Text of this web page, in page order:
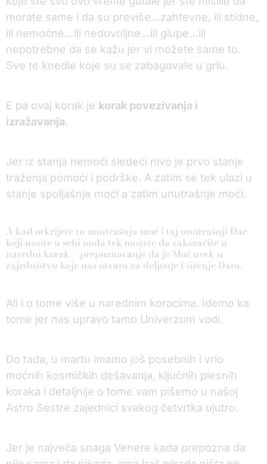
morate same i da su previše…zahtevne, ili stidne,
ili nemoćne…ili nedovoljne…ili glupe…ili
nepotrebne da se kažu jer vi možete same to.
Sve te knedle koje su se zabagovale u grlu.
E pa ovaj korak je korak povezivanja i
izražavanja.
Jer iz stanja nemoći sledeći nivo je prvo stanje
traženja pomoći i podrške. A zatim se tek ulazi u
stanje spoljašnje moći a zatim unutrašnje moći.
A kad otkrijete tu unutrašnju moć i taj unutrašnji Dar
koji nosite u sebi onda tek možete da zakoračite u
naredni korak – prepoznavanje da je Moć uvek u
zajedništvu koje nas otvara za deljenje i širenje Dara.
Ali i o tome više u narednim koracima. Idemo ka
tome jer nas upravo tamo Univerzum vodi.
Do tada, u martu imamo još posebnih i vrlo
moćnih kosmičkih dešavanja, ključnih plesnih
koraka i detaljnije o tome vam pišemo u našoj
Astro Sestre zajednici svakog četvrtka ujutro.
Jer je najveća snaga Venere kada prepozna da